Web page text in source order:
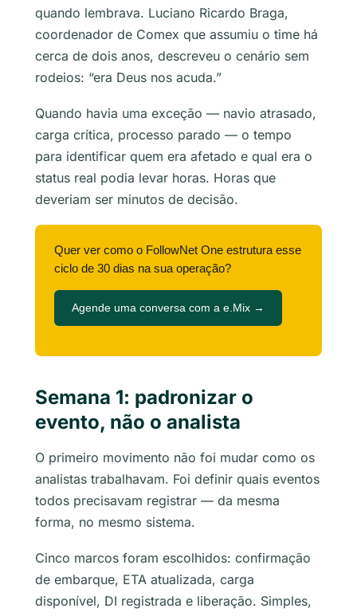
quando lembrava. Luciano Ricardo Braga,
coordenador de Comex que assumiu o time há
cerca de dois anos, descreveu o cenário sem
rodeios: “era Deus nos acuda.”
Quando havia uma exceção — navio atrasado,
carga crítica, processo parado — o tempo
para identificar quem era afetado e qual era o
status real podia levar horas. Horas que
deveriam ser minutos de decisão.
Quer ver como o FollowNet One estrutura esse
ciclo de 30 dias na sua operação?
Agende uma conversa com a e.Mix →
Semana 1: padronizar o
evento, não o analista
O primeiro movimento não foi mudar como os
analistas trabalhavam. Foi definir quais eventos
todos precisavam registrar — da mesma
forma, no mesmo sistema.
Cinco marcos foram escolhidos: confirmação
de embarque, ETA atualizada, carga
disponível, DI registrada e liberação. Simples,